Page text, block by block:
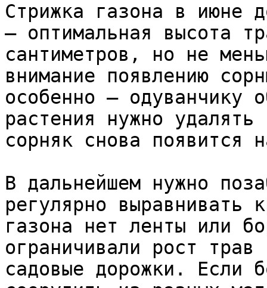
Стрижка газона в июне
– оптимальная высота
сантиметров, но не
внимание появлению
особенно – одуванчику
растения нужно
сорняк снова появится
В дальнейшем нужно
регулярно выравнивать
газона нет ленты или
ограничивали рост
садовые дорожки. Если